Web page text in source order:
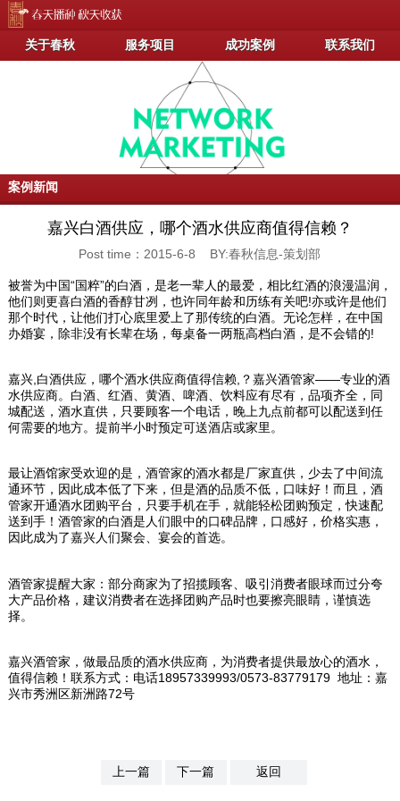
关于春秋 服务项目 成功案例 联系我们
案例新闻
嘉兴白酒供应，哪个酒水供应商值得信赖？
Post time：2015-6-8 BY:春秋信息-策划部
被誉为中国“国粹”的白酒，是老一辈人的最爱，相比红酒的浪漫温润，
他们则更喜白酒的香醇甘冽，也许同年龄和历练有关吧!亦或许是他们
那个时代，让他们打心底里爱上了那传统的白酒。无论怎样，在中国
办婚宴，除非没有长辈在场，每桌备一两瓶高档白酒，是不会错的!
嘉兴,白酒供应，哪个酒水供应商值得信赖,？嘉兴酒管家——专业的酒
水供应商。白酒、红酒、黄酒、啤酒、饮料应有尽有，品项齐全，同
城配送，酒水直供，只要顾客一个电话，晚上九点前都可以配送到任
何需要的地方。提前半小时预定可送酒店或家里。
最让酒馆家受欢迎的是，酒管家的酒水都是厂家直供，少去了中间流
通环节，因此成本低了下来，但是酒的品质不低，口味好！而且，酒
管家开通酒水团购平台，只要手机在手，就能轻松团购预定，快速配
送到手！酒管家的白酒是人们眼中的口碑品牌，口感好，价格实惠，
因此成为了嘉兴人们聚会、宴会的首选。
酒管家提醒大家：部分商家为了招揽顾客、吸引消费者眼球而过分夸
大产品价格，建议消费者在选择团购产品时也要擦亮眼睛，谨慎选
择。
嘉兴酒管家，做最品质的酒水供应商，为消费者提供最放心的酒水，
值得信赖！联系方式：电话18957339993/0573-83779179 地址：嘉
兴市秀洲区新洲路72号
上一篇 下一篇 返回